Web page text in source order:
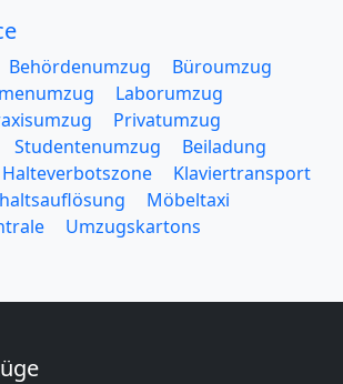
Behördenumzug
Büroumzug
Laborumzug
Privatumzug
Studentenumzug
Beiladung
Halteverbotszone
Klaviertransport
Möbeltaxi
Umzugskartons